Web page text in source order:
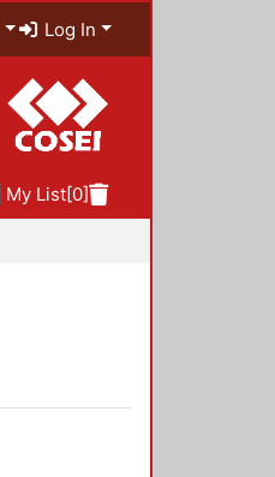
Log In
My List[0]